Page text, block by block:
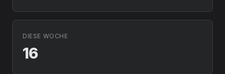
DIESE WOCHE
16